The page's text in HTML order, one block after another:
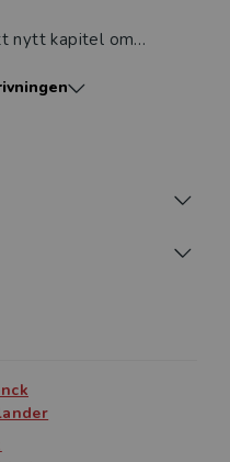
nytt kapitel om
för att spegla
såväl preventiva
exempelvis
såsom läkar-,
och
även för att ge ett